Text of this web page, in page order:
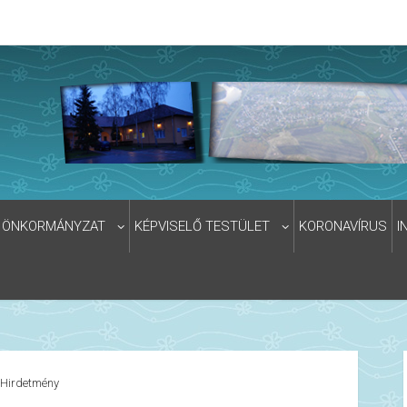
ÖNKORMÁNYZAT KÉPVISELŐ TESTÜLET KORONAVÍRUS
Hirdetmény